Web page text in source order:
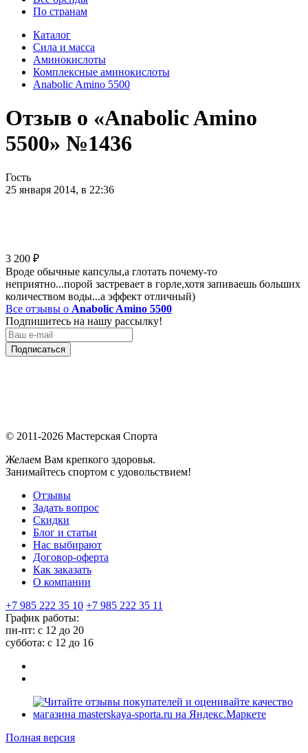
По странам
Каталог
Сила и масса
Аминокислоты
Комплексные аминокислоты
Anabolic Amino 5500
Отзыв о «Anabolic Amino
5500» №1436
Гость
25 января 2014, в 22:36
3 200 ₽
Вроде обычные капсулы,а глотать почему-то
неприятно...порой застревает в горле,хотя запиваешь больших
количеством воды...а эффект отличный)
Все отзывы о Anabolic Amino 5500
Подпишитесь на нашу рассылку!
Подписаться
© 2011-2026 Мастерская Спорта
Желаем Вам крепкого здоровья.
Занимайтесь спортом с удовольствием!
Отзывы
Задать вопрос
Скидки
Блог и статьи
Нас выбирают
Договор-оферта
Как заказать
О компании
+7 985 222 35 10 +7 985 222 35 11
График работы:
пн-пт: с 12 до 20
суббота: c 12 до 16
Полная версия